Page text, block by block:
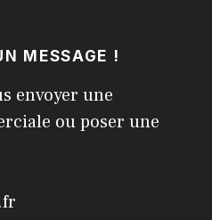
MESSAGE !
envoyer une
ou poser une